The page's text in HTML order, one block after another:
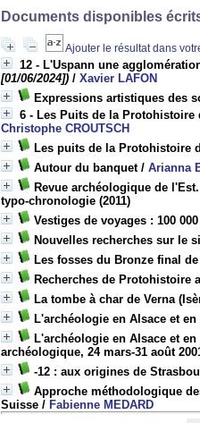
Documents disponibles
Ajouter le résultat dans
12 - L'Uspann une
[01/06/2024]) /Xavier LAFON
Expressions artistiques des
6 - Les Puits de la Protohistoire
Christophe CROUTSCH
Les puits de la Protohistoire
Autour du banquet/Arianna
Revue archéologique de
typo-chronologie (2011)
Vestiges de voyages : 100
Nouvelles recherches sur le
Les fosses du Bronze final
Recherches de Protohistoire
La tombe à char de Verna
L'archéologie en Alsace et
L'archéologie en Alsace et
archéologique, 24 mars-31 août
-12 : aux origines de
Approche méthodologique
Suisse / Fabienne MEDARD